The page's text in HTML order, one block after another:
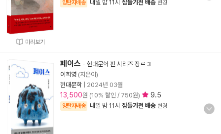
미리보기
양탄자배송 내일 밤 11시 잠들기전 배송 변경
페이스 - 현대문학 핀 시리즈 장르 3
이희영 (지은이)
현대문학
2024년 03월
13,500원 (10% 할인 / 750원) 9.5
양탄자배송 내일 밤 11시 잠들기전 배송 변경